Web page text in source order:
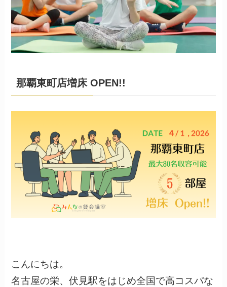
那覇東町店増床 OPEN!!
こんにちは。
名古屋の栄、伏見駅をはじめ全国で高コスパな